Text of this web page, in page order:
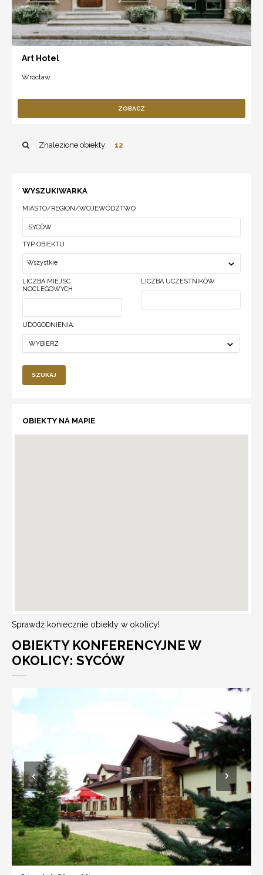
Art Hotel
Wrocław
ZOBACZ
Znalezione obiekty: 12
WYSZUKIWARKA
MIASTO/REGION/WOJEWÓDZTWO
TYP OBIEKTU
Wszystkie
LICZBA MIEJSC
NOCLEGOWYCH
LICZBA UCZESTNIKÓW
UDOGODNIENIA:
WYBIERZ
SZUKAJ
OBIEKTY NA MAPIE
Sprawdź koniecznie obiekty w okolicy!
OBIEKTY KONFERENCYJNE W
OKOLICY: SYCÓW